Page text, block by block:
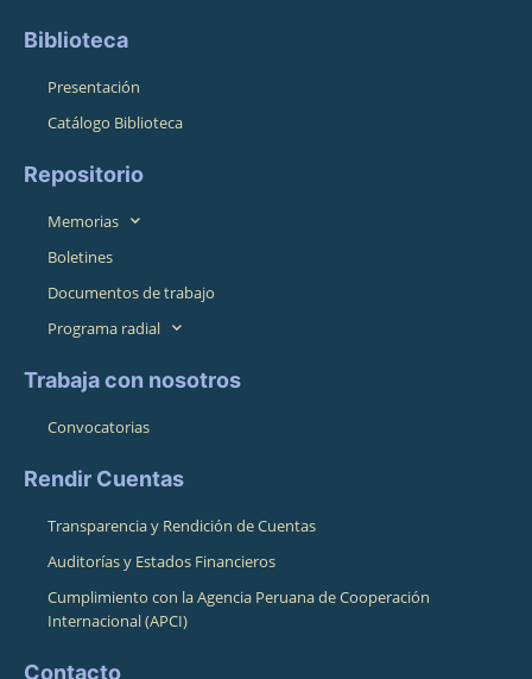
Biblioteca
Presentación
Catálogo Biblioteca
Repositorio
Memorias
Boletines
Documentos de trabajo
Programa radial
Trabaja con nosotros
Convocatorias
Rendir Cuentas
Transparencia y Rendición de Cuentas
Auditorías y Estados Financieros
Cumplimiento con la Agencia Peruana de Cooperación
Internacional (APCI)
Contacto